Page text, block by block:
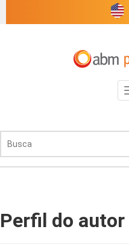
Perfil do autor